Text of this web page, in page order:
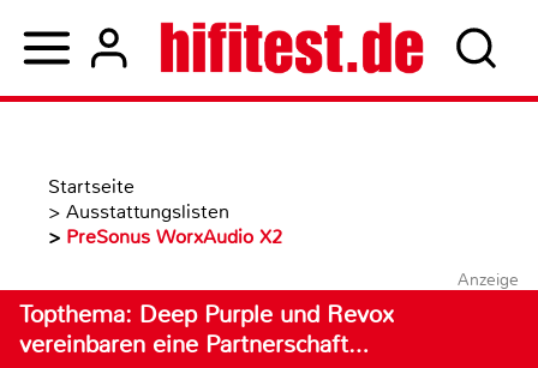
Startseite
> Ausstattungslisten
> PreSonus WorxAudio X2
Anzeige
Topthema: Deep Purple und Revox
vereinbaren eine Partnerschaft…